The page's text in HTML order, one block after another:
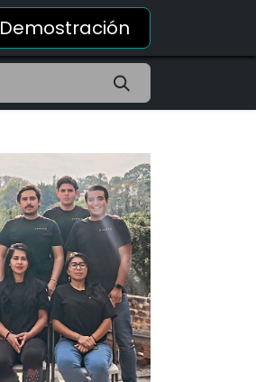
Demostración